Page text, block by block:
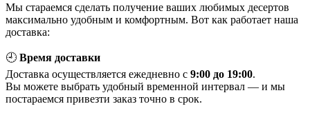
Мы стараемся сделать получение ваших любимых десертов
максимально удобным и комфортным. Вот как работает наша
доставка:
🕘 Время доставки
Доставка осуществляется ежедневно с 9:00 до 19:00.
Вы можете выбрать удобный временной интервал — и мы
постараемся привезти заказ точно в срок.